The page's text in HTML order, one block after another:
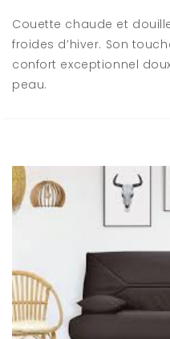
Couette chaude et
froides d’hiver. Son
confort exceptionnel
peau.